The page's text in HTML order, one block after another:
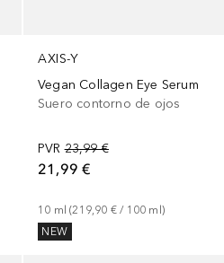
AXIS-Y
Vegan Collagen Eye Serum
Suero contorno de ojos
PVR 23,99 €
21,99 €
10 ml (219,90 € / 100 ml)
NEW